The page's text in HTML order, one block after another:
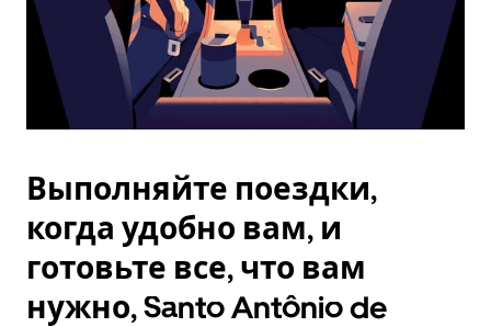
Выполняйте поездки,
когда удобно вам, и
готовьте все, что вам
нужно, Santo Antônio de